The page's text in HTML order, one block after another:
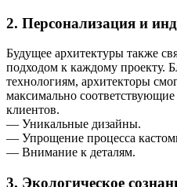
2. Персонализация и
Будущее архитектуры также
подходом к каждому проекту.
технологиям, архитекторы
максимально
клиентов.
— Уникальные дизайны.
— Упрощение процесса
— Внимание к деталям.
3. Экологическое